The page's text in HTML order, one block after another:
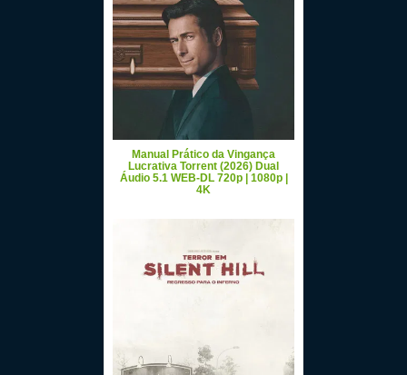
Manual Prático da Vingança
Lucrativa Torrent (2026) Dual
Áudio 5.1 WEB-DL 720p | 1080p |
4K